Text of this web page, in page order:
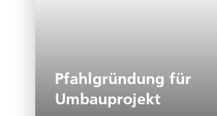
Pfahlgründung für
Umbauprojekt